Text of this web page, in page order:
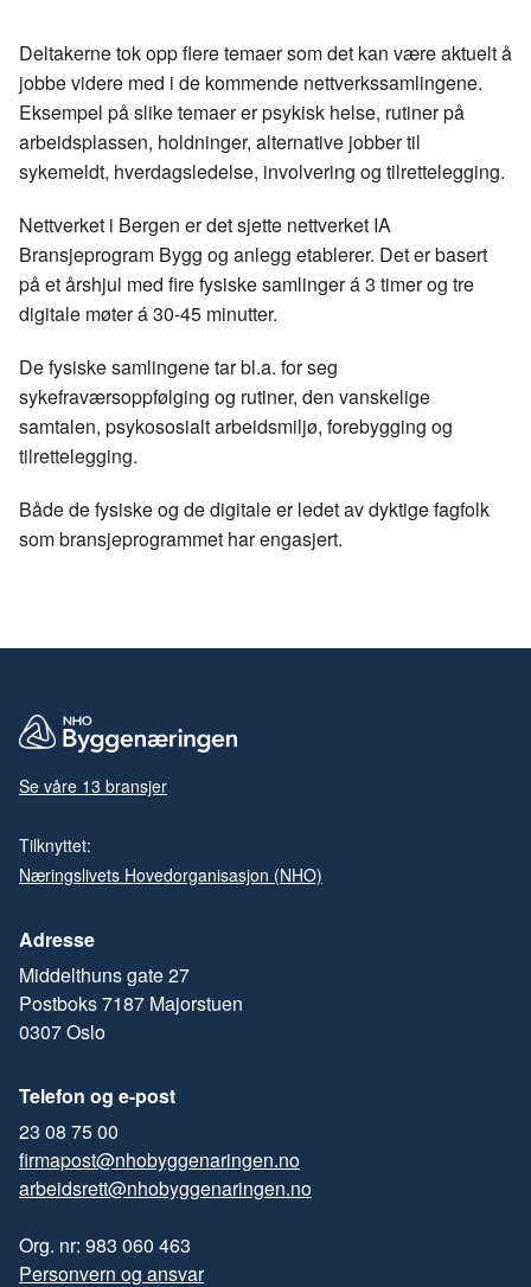
Deltakerne tok opp flere temaer som det kan være aktuelt å
jobbe videre med i de kommende nettverkssamlingene.
Eksempel på slike temaer er psykisk helse, rutiner på
arbeidsplassen, holdninger, alternative jobber til
sykemeldt, hverdagsledelse, involvering og tilrettelegging.
Nettverket i Bergen er det sjette nettverket IA
Bransjeprogram Bygg og anlegg etablerer. Det er basert
på et årshjul med fire fysiske samlinger á 3 timer og tre
digitale møter á 30-45 minutter.
De fysiske samlingene tar bl.a. for seg
sykefraværsoppfølging og rutiner, den vanskelige
samtalen, psykososialt arbeidsmiljø, forebygging og
tilrettelegging.
Både de fysiske og de digitale er ledet av dyktige fagfolk
som bransjeprogrammet har engasjert.
Se våre 13 bransjer
Tilknyttet:
Næringslivets Hovedorganisasjon (NHO)
Adresse
Middelthuns gate 27
Postboks 7187 Majorstuen
0307 Oslo
Telefon og e-post
23 08 75 00
firmapost@nhobyggenaringen.no
arbeidsrett@nhobyggenaringen.no
Org. nr: 983 060 463
Personvern og ansvar